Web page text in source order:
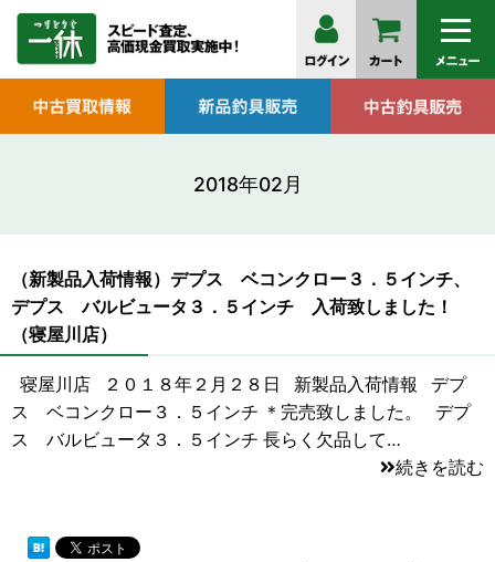
2018年02月
（新製品入荷情報）デプス ベコンクロー３．５インチ、
デプス バルビュータ３．５インチ 入荷致しました！
（寝屋川店）
寝屋川店 ２０１８年２月２８日 新製品入荷情報 デプ
ス ベコンクロー３．５インチ ＊完売致しました。 デプ
ス バルビュータ３．５インチ 長らく欠品して…
続きを読む